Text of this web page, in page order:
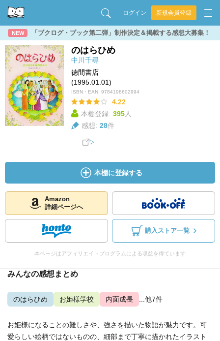
ログイン 新規会員登録
NEW 「ブクログ・ブック第二弾」制作決定＆掲載する感想大募集！
のはらひめ
中川千尋
徳間書店
(1995.01.01)
ISBN・EAN: 9784198602994
4.22
本棚登録: 395人
感想: 28件
本棚に登録する
Amazon
詳細ページへ
購入ストア一覧
本ページはアフィリエイトプログラムによる収益を得ています
みんなの感想まとめ
のはらひめ お姫様学校 内面成長 ...他7件
お姫様になることの難しさや、強さを描いた物語が魅力です。可
愛らしい絵柄ではないものの、細部まで丁寧に描かれたイラスト